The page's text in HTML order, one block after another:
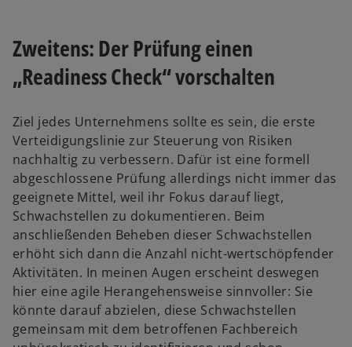
Zweitens: Der Prüfung einen
„Readiness Check“ vorschalten
Ziel jedes Unternehmens sollte es sein, die erste
Verteidigungslinie zur Steuerung von Risiken
nachhaltig zu verbessern. Dafür ist eine formell
abgeschlossene Prüfung allerdings nicht immer das
geeignete Mittel, weil ihr Fokus darauf liegt,
Schwachstellen zu dokumentieren. Beim
anschließenden Beheben dieser Schwachstellen
erhöht sich dann die Anzahl nicht-wertschöpfender
Aktivitäten. In meinen Augen erscheint deswegen
hier eine agile Herangehensweise sinnvoller: Sie
könnte darauf abzielen, diese Schwachstellen
gemeinsam mit dem betroffenen Fachbereich